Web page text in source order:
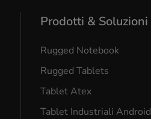
Prodotti & Soluzioni
Rugged Notebook
Rugged Tablets
Tablet Atex
Tablet Industriali Android